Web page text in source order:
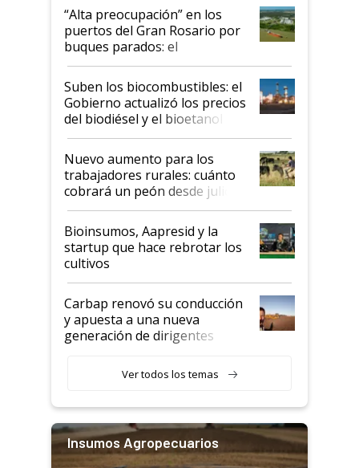
“Alta preocupación” en los
puertos del Gran Rosario por
buques parados: el
funcionamiento de las
exportadoras en tensión tras
la medida de fuerza de los
prácticos
Suben los biocombustibles: el
Gobierno actualizó los precios
del biodiésel y el bioetanol
Nuevo aumento para los
trabajadores rurales: cuánto
cobrará un peón desde julio
Bioinsumos, Aapresid y la
startup que hace rebrotar los
cultivos
Carbap renovó su conducción
y apuesta a una nueva
generación de dirigentes
Ver todos los temas
Insumos Agropecuarios